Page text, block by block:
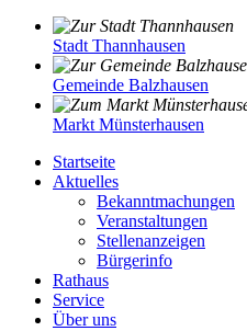
Stadt Thannhausen
Gemeinde Balzhausen
Markt Münsterhausen
Startseite
Aktuelles
Bekanntmachungen
Veranstaltungen
Stellenanzeigen
Bürgerinfo
Rathaus
Service
Über uns